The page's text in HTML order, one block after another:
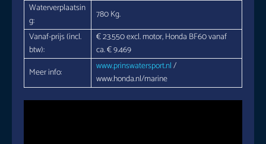
Waterverplaatsin
g:
780 Kg.
Vanaf-prijs (incl.
btw):
€ 23.550 excl. motor, Honda BF60 vanaf
ca. € 9.469
Meer info:
www.prinswatersport.nl/
www.honda.nl/marine